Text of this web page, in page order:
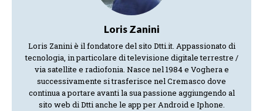
Loris Zanini
Loris Zanini è il fondatore del sito Dtti.it. Appassionato di
tecnologia, in particolare di televisione digitale terrestre /
via satellite e radiofonia. Nasce nel 1984 e Voghera e
successivamente si trasferisce nel Cremasco dove
continua a portare avanti la sua passione aggiungendo al
sito web di Dtti anche le app per Android e Iphone.